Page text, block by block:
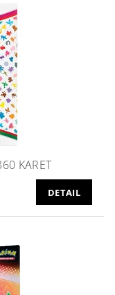
KARET
DETAIL